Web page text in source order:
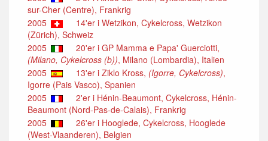
sur-Cher (Centre), Frankrig
2005
14'er i Wetzikon, Cykelcross, Wetzikon
(Zürich), Schweiz
2005
20'er i GP Mamma e Papa' Guerciotti,
(Milano, Cykelcross (b)), Milano (Lombardia), Italien
2005
13'er i Ziklo Kross, (Igorre, Cykelcross),
Igorre (Pais Vasco), Spanien
2005
2'er i Hénin-Beaumont, Cykelcross, Hénin-
Beaumont (Nord-Pas-de-Calais), Frankrig
2005
26'er i Hooglede, Cykelcross, Hooglede
(West-Vlaanderen), Belgien